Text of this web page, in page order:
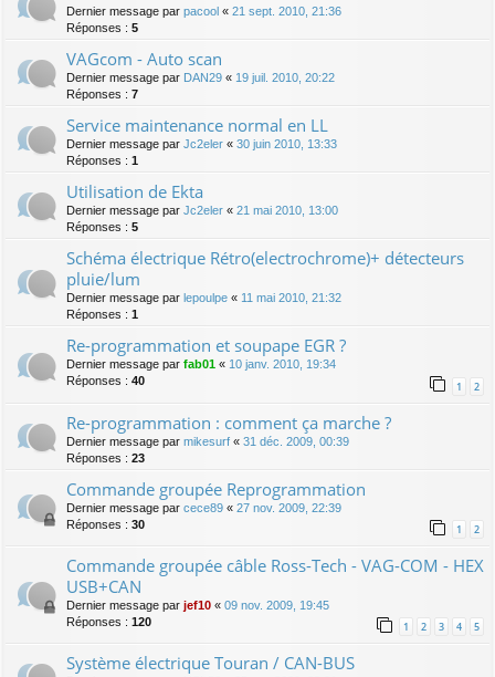
Dernier message par pacool « 21 sept. 2010, 21:36
Réponses : 5
VAGcom - Auto scan
Dernier message par DAN29 « 19 juil. 2010, 20:22
Réponses : 7
Service maintenance normal en LL
Dernier message par Jc2eler « 30 juin 2010, 13:33
Réponses : 1
Utilisation de Ekta
Dernier message par Jc2eler « 21 mai 2010, 13:00
Réponses : 5
Schéma électrique Rétro(electrochrome)+ détecteurs
pluie/lum
Dernier message par lepoulpe « 11 mai 2010, 21:32
Réponses : 1
Re-programmation et soupape EGR ?
Dernier message par fab01 « 10 janv. 2010, 19:34
Réponses : 40 1 2
Re-programmation : comment ça marche ?
Dernier message par mikesurf « 31 déc. 2009, 00:39
Réponses : 23
Commande groupée Reprogrammation
Dernier message par cece89 « 27 nov. 2009, 22:39
Réponses : 30 1 2
Commande groupée câble Ross-Tech - VAG-COM - HEX
USB+CAN
Dernier message par jef10 « 09 nov. 2009, 19:45
Réponses : 120 1 2 3 4 5
Système électrique Touran / CAN-BUS